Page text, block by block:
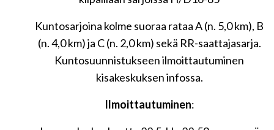
Kuntosarjoina kolme suoraa rataa A (n. 5,0 km), B
(n. 4,0 km) ja C (n. 2,0 km) sekä RR-saattajasarja.
Kuntosuunnistukseen ilmoittautuminen
kisakeskuksen infossa.
Ilmoittautuminen: